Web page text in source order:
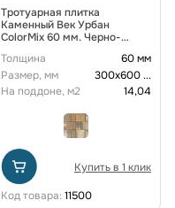
Тротуарная плитка
Каменный Век Урбан
ColorMix 60 мм. Черно-
Толщина
60 мм
Размер, мм
300х600...
На поддоне, м2
14,04
Купить в 1 клик
Код товара: 11500